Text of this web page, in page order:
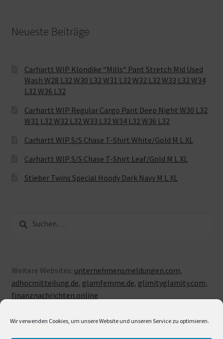
Wir verwenden Cookies, um unsere Website und unseren Service zu optimieren.
Neueste Beiträge
Carhartt WIP Klondike “Mills“ Pant Stretch Mid Used
Wash W28 L32 W30 L32 W31 L32 W32 L32 W33 L32 W34
L32 W36 L32
Carhartt WIP Regular Cargo Pant Deep Night W30 L32
W31 L32 W32 L32 W33 L32 W34 L32 W36 L32
Carhartt WIP S/S Chase T-Shirt White/Gold M L XL
Carhartt WIP S/S Chase T-Shirt Leaf/Gold M L XL
Stieber Twins Special Hoody Dark Navy M L XL
Suche
nach:
Weitere Websites: unternehmensmeldungen.com,
adhocmitteilung.de, glamfemme.de, glimityglamity.com,
finanznachrichten.online